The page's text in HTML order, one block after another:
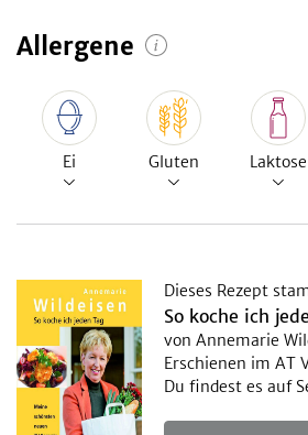
Allergene
Ei Gluten Laktose
Dieses Rezept
So koche ich
von Annemarie
Erschienen im AT
Du findest es auf